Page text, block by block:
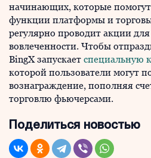
начинающих, которые помогут
функции платформы и
регулярно проводит акции
вовлеченности. Чтобы
BingX запускает специальную
которой пользователи могут
вознаграждение, пополняя
торговлю фьючерсами.
Поделиться новостью